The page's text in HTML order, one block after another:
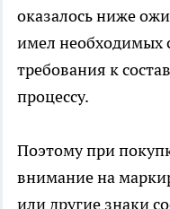
оказалось ниже
имел необходимых
требования к
процессу.
Поэтому при
внимание на
или другие знаки